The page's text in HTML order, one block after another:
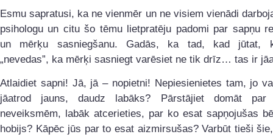
Esmu sapratusi, ka ne vienmēr un ne visiem vienādi
psihologu un citu šo tēmu lietpratēju padomi par sapņu
un mērķu sasniegšanu. Gadās, ka tad, kad jūtat,
„nevedas”, ka mērķi sasniegt varēsiet ne tik drīz… tas ir
Atlaidiet sapni! Jā, jā – nopietni! Nepiesienietes tam, jo
jāatrod jauns, daudz labāks? Pārstājiet domāt par
neveiksmēm, labāk atcerieties, par ko esat sapņojušas
hobijs? Kāpēc jūs par to esat aizmirsušas? Varbūt tieši